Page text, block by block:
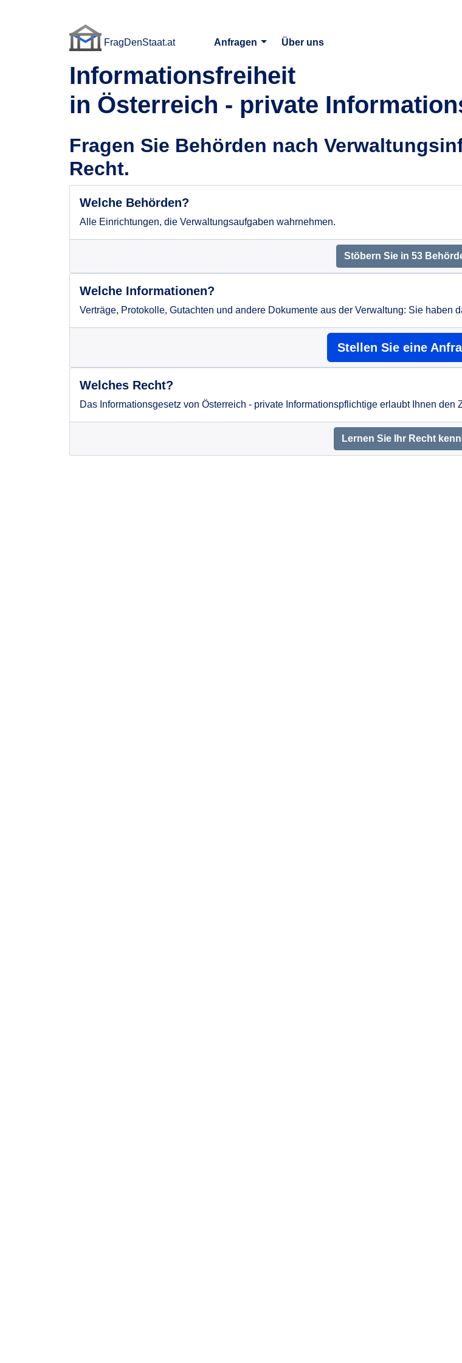
FragDenStaat.at
Anfragen
Über uns
Informationsfreiheit
in Österreich - private
Fragen Sie Behörden nach
Recht.
Welche Behörden?
Alle Einrichtungen, die Verwaltungs­aufgaben wahrnehmen.
Stöbern Sie in 53
Welche Informationen?
Verträge, Protokolle, Gutachten und andere Dokumente aus der Verwaltung: Sie haben
Stellen Sie eine
Welches Recht?
Das Informationsgesetz von Österreich - private Informationspflichtige erlaubt Ihnen den
Lernen Sie Ihr Recht